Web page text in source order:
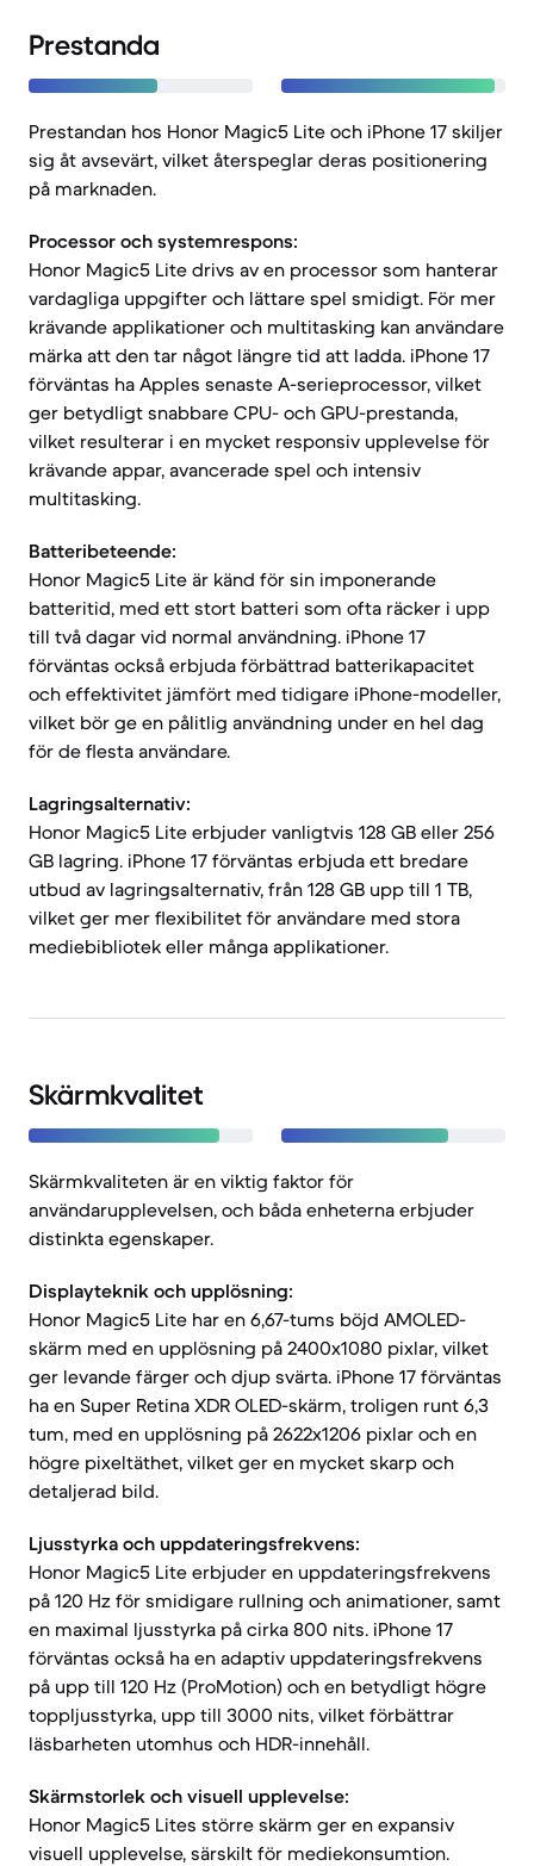
Prestanda
Prestandan hos Honor Magic5 Lite och iPhone 17 skiljer
sig åt avsevärt, vilket återspeglar deras positionering
på marknaden.
Processor och systemrespons:
Honor Magic5 Lite drivs av en processor som hanterar
vardagliga uppgifter och lättare spel smidigt. För mer
krävande applikationer och multitasking kan användare
märka att den tar något längre tid att ladda. iPhone 17
förväntas ha Apples senaste A-serieprocessor, vilket
ger betydligt snabbare CPU- och GPU-prestanda,
vilket resulterar i en mycket responsiv upplevelse för
krävande appar, avancerade spel och intensiv
multitasking.
Batteribeteende:
Honor Magic5 Lite är känd för sin imponerande
batteritid, med ett stort batteri som ofta räcker i upp
till två dagar vid normal användning. iPhone 17
förväntas också erbjuda förbättrad batterikapacitet
och effektivitet jämfört med tidigare iPhone-modeller,
vilket bör ge en pålitlig användning under en hel dag
för de flesta användare.
Lagringsalternativ:
Honor Magic5 Lite erbjuder vanligtvis 128 GB eller 256
GB lagring. iPhone 17 förväntas erbjuda ett bredare
utbud av lagringsalternativ, från 128 GB upp till 1 TB,
vilket ger mer flexibilitet för användare med stora
mediebibliotek eller många applikationer.
Skärmkvalitet
Skärmkvaliteten är en viktig faktor för
användarupplevelsen, och båda enheterna erbjuder
distinkta egenskaper.
Displayteknik och upplösning:
Honor Magic5 Lite har en 6,67-tums böjd AMOLED-
skärm med en upplösning på 2400x1080 pixlar, vilket
ger levande färger och djup svärta. iPhone 17 förväntas
ha en Super Retina XDR OLED-skärm, troligen runt 6,3
tum, med en upplösning på 2622x1206 pixlar och en
högre pixeltäthet, vilket ger en mycket skarp och
detaljerad bild.
Ljusstyrka och uppdateringsfrekvens:
Honor Magic5 Lite erbjuder en uppdateringsfrekvens
på 120 Hz för smidigare rullning och animationer, samt
en maximal ljusstyrka på cirka 800 nits. iPhone 17
förväntas också ha en adaptiv uppdateringsfrekvens
på upp till 120 Hz (ProMotion) och en betydligt högre
toppljusstyrka, upp till 3000 nits, vilket förbättrar
läsbarheten utomhus och HDR-innehåll.
Skärmstorlek och visuell upplevelse:
Honor Magic5 Lites större skärm ger en expansiv
visuell upplevelse, särskilt för mediekonsumtion.